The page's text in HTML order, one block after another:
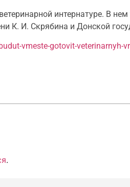
интернатуре. В
И. Скрябина и Донской
vmeste-gotovit-veterinarnyh-
.